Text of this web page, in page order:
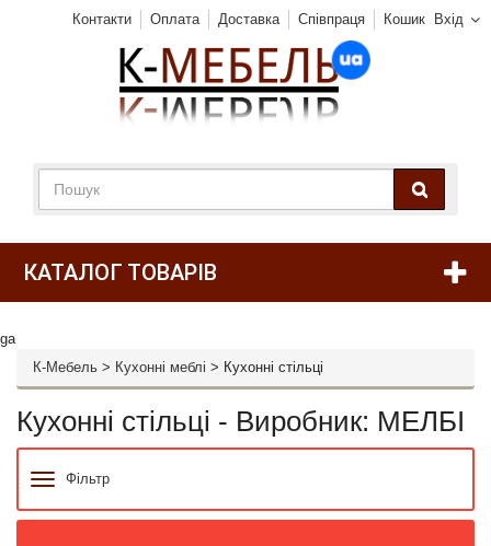
Вхід
Контакти Оплата Доставка Співпраця Кошик
КАТАЛОГ ТОВАРІВ
ga
К-Мебель > Кухонні меблі > Кухонні стільці
Кухонні стільці - Виробник: МЕЛБІ
Фільтр